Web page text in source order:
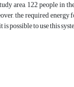
122 people in
the required
possible to use this